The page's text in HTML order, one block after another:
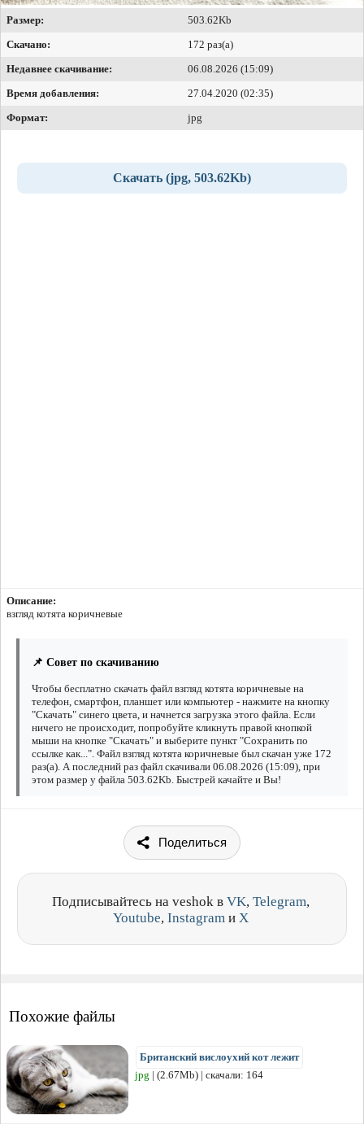
Размер:
503.62Kb
Скачано:
172 раз(а)
Недавнее скачивание:
06.08.2026 (15:09)
Время добавления:
27.04.2020 (02:35)
Формат:
jpg
Скачать (jpg, 503.62Kb)
Описание:
взгляд котята коричневые
📌 Совет по скачиванию
Чтобы бесплатно скачать файл взгляд котята коричневые на
телефон, смартфон, планшет или компьютер - нажмите на кнопку
"Скачать" синего цвета, и начнется загрузка этого файла. Если
ничего не происходит, попробуйте кликнуть правой кнопкой
мыши на кнопке "Скачать" и выберите пункт "Сохранить по
ссылке как...". Файл взгляд котята коричневые был скачан уже 172
раз(а). А последний раз файл скачивали 06.08.2026 (15:09), при
этом размер у файла 503.62Kb. Быстрей качайте и Вы!
Поделиться
Подписывайтесь на veshok в VK, Telegram,
Youtube, Instagram и X
Похожие файлы
Британский вислоухий кот лежит
jpg | (2.67Mb) | скачали: 164